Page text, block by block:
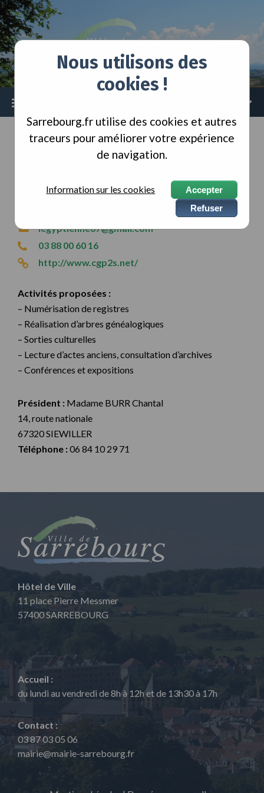
Nous utilisons des
cookies !
Sarrebourg.fr utilise des cookies et autres
traceurs pour améliorer votre expérience
de navigation.
Information sur les cookies
Accepter
Refuser
Skip
to
content
Skip
to
main
navigation
Skip
to
footer
ACCUEIL ASSOCIATIONS
legyptienne67@gmail.com
03 88 00 60 16
http://www.cgp2s.net/
Activités proposées :
– Numérisation de registres
– Réalisation d’arbres généalogiques
– Sorties culturelles
– Lecture d’actes anciens, consultation d’archives
– Conférences et expositions
Président : Madame BURR Chantal
14, route nationale
67320 SIEWILLER
Téléphone :06 84 10 29 71
Hôtel de Ville
11 place Pierre Messmer
57400 SARREBOURG
Accueil :
du lundi au vendredi de 8h à 12h et de 13h30 à 17h
Contact :
03 87 03 05 06
mairie@mairie-sarrebourg.fr